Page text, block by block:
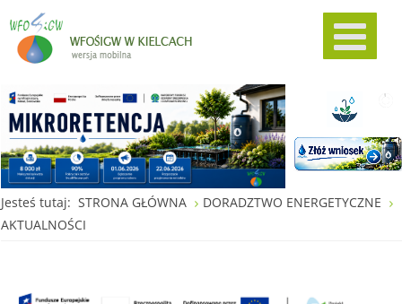
Jesteś tutaj: STRONA GŁÓWNA
DORADZTWO ENERGETYCZNE
AKTUALNOŚCI